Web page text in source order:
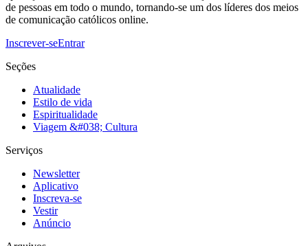
de pessoas em todo o mundo, tornando-se um dos líderes dos meios
de comunicação católicos online.
Inscrever-seEntrar
Seções
Atualidade
Estilo de vida
Espiritualidade
Viagem &#038; Cultura
Serviços
Newsletter
Aplicativo
Inscreva-se
Vestir
Anúncio